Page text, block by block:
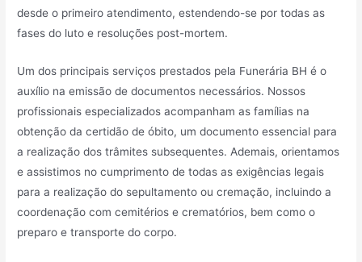
desde o primeiro atendimento, estendendo-se por todas as
fases do luto e resoluções post-mortem.
Um dos principais serviços prestados pela Funerária BH é o
auxílio na emissão de documentos necessários. Nossos
profissionais especializados acompanham as famílias na
obtenção da certidão de óbito, um documento essencial para
a realização dos trâmites subsequentes. Ademais, orientamos
e assistimos no cumprimento de todas as exigências legais
para a realização do sepultamento ou cremação, incluindo a
coordenação com cemitérios e crematórios, bem como o
preparo e transporte do corpo.